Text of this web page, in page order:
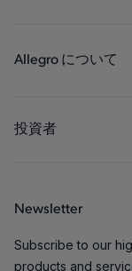
パッケージング
Allegro について
キャリア
お問い合わせ先
投資者
Newsletter
Subscribe to our
products and